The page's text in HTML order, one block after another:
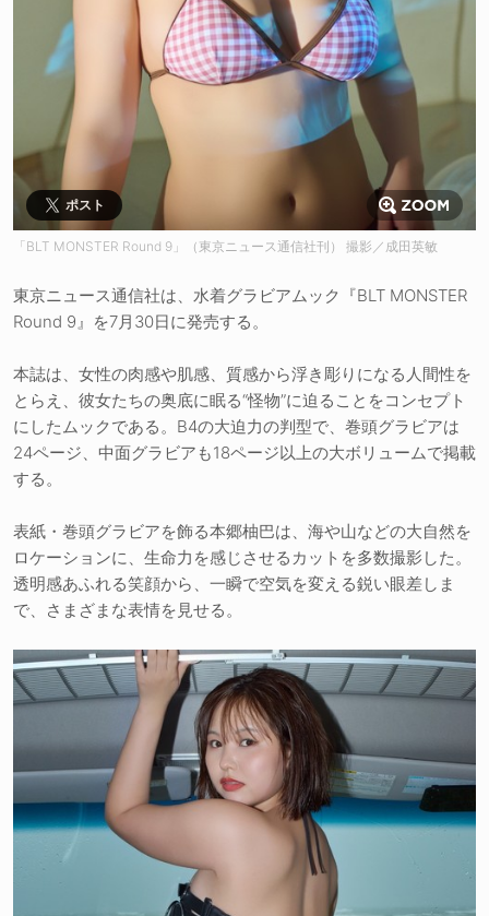
ポスト
「BLT MONSTER Round 9」（東京ニュース通信社刊） 撮影／成田英敏
東京ニュース通信社は、水着グラビアムック『BLT MONSTER
Round 9』を7月30日に発売する。
本誌は、女性の肉感や肌感、質感から浮き彫りになる人間性を
とらえ、彼女たちの奥底に眠る“怪物”に迫ることをコンセプト
にしたムックである。B4の大迫力の判型で、巻頭グラビアは
24ページ、中面グラビアも18ページ以上の大ボリュームで掲載
する。
表紙・巻頭グラビアを飾る本郷柚巴は、海や山などの大自然を
ロケーションに、生命力を感じさせるカットを多数撮影した。
透明感あふれる笑顔から、一瞬で空気を変える鋭い眼差しま
で、さまざまな表情を見せる。